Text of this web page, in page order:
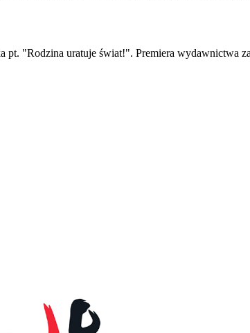
pt. "Rodzina uratuje świat!". Premiera wydawnictwa